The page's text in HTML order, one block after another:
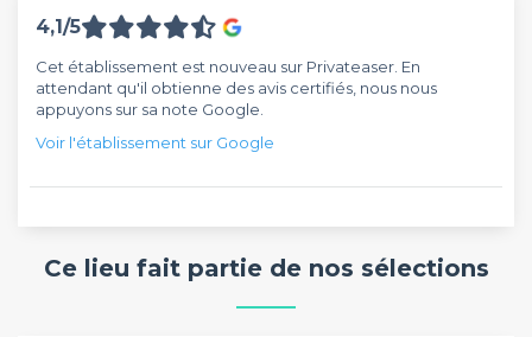
4,1/5
Cet établissement est nouveau sur Privateaser. En
attendant qu'il obtienne des avis certifiés, nous nous
appuyons sur sa note Google.
Voir l'établissement sur Google
Ce lieu fait partie de nos sélections